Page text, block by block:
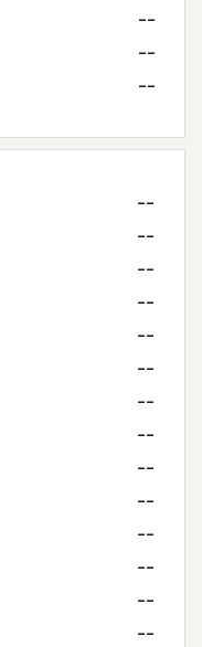
--
--
--
--
--
--
--
--
--
--
--
--
--
--
--
--
--